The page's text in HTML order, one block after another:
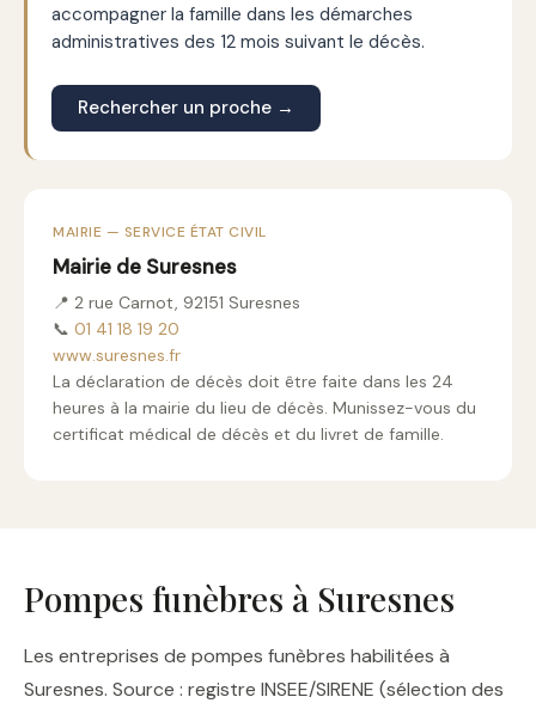
accompagner la famille dans les démarches
administratives des 12 mois suivant le décès.
Rechercher un proche →
MAIRIE — SERVICE ÉTAT CIVIL
Mairie de Suresnes
📍 2 rue Carnot, 92151 Suresnes
📞 01 41 18 19 20
www.suresnes.fr
La déclaration de décès doit être faite dans les 24
heures à la mairie du lieu de décès. Munissez-vous du
certificat médical de décès et du livret de famille.
Pompes funèbres à Suresnes
Les entreprises de pompes funèbres habilitées à
Suresnes. Source : registre INSEE/SIRENE (sélection des